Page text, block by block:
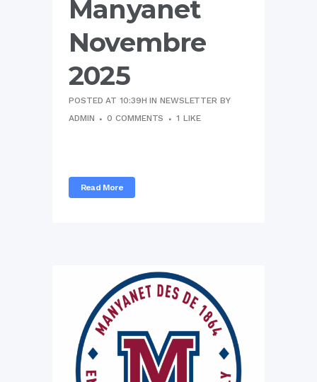
Manyanet
Novembre
2025
POSTED AT 10:39H INNEWSLETTER BY
ADMIN
0 COMMENTS 1 LIKE
Read More